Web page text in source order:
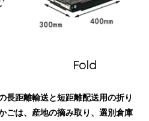
Fold
長距離輸送と短距離配送用の折り
ごは、産地の摘み取り、選別倉庫